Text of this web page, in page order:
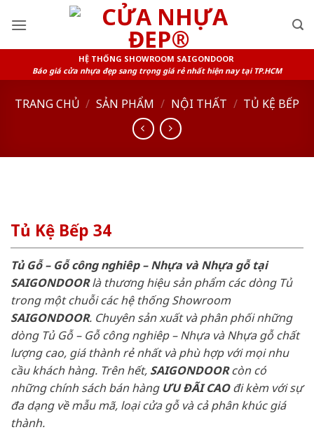
HỆ THỐNG SHOWROOM SAIGONDOOR
Báo giá cửa nhựa đẹp sang trọng giá rẻ nhất hiện nay tại TP.HCM
TRANG CHỦ / SẢN PHẨM / NỘI THẤT / TỦ KỆ BẾP
Tủ Kệ Bếp 34
Tủ Gỗ – Gỗ công nghiêp – Nhựa và Nhựa gỗ tại
SAIGONDOORlà thương hiệu sản phẩm các dòng Tủ
trong một chuỗi các hệ thống Showroom
SAIGONDOOR. Chuyên sản xuất và phân phối những
dòng Tủ Gỗ – Gỗ công nghiêp – Nhựa và Nhựa gỗ chất
lượng cao, giá thành rẻ nhất và phù hợp với mọi nhu
cầu khách hàng. Trên hết, SAIGONDOORcòn có
những chính sách bán hàng ƯU ĐÃI CAOđi kèm với sự
đa dạng về mẫu mã, loại cửa gỗ và cả phân khúc giá
thành.